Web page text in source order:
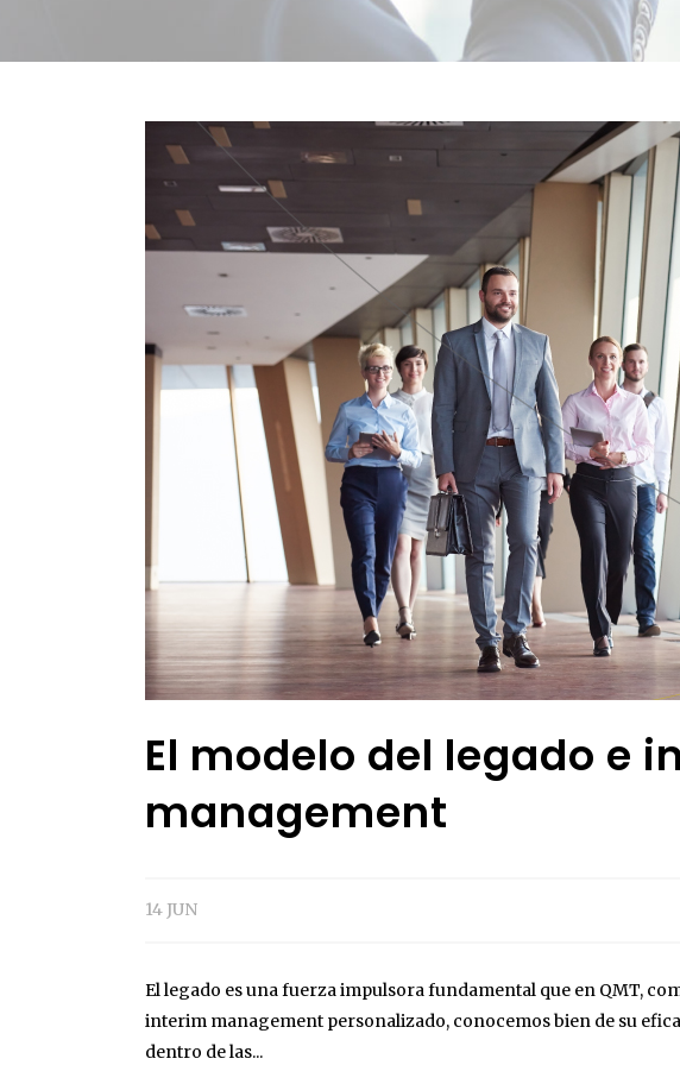
El modelo del legado e
management
14 JUN
El legado es una fuerza impulsora fundamental que en QMT,
interim management personalizado, conocemos bien de su
dentro de las...